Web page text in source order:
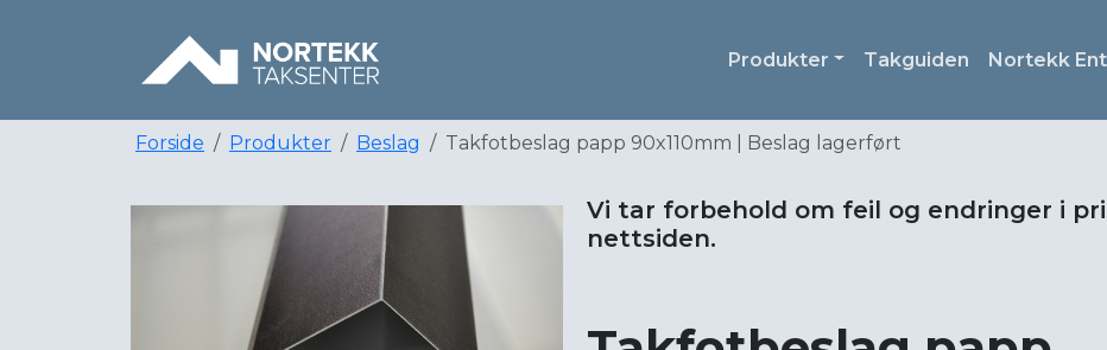
Produkter Takguiden Nortekk
Forside Produkter Beslag Takfotbeslag papp 90x110mm | Beslag lagerført
Vi tar forbehold om feil og endringer i
nettsiden.